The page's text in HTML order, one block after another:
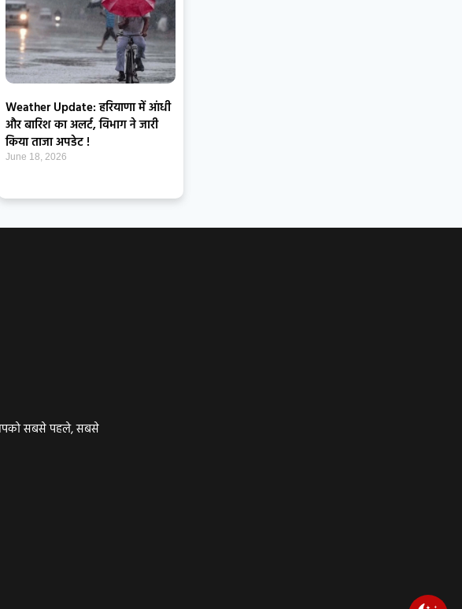
Weather Update: हरियाणा में आंधी
और बारिश का अलर्ट, विभाग ने जारी
किया ताजा अपडेट !
June 18, 2026
आपको सबसे पहले, सबसे